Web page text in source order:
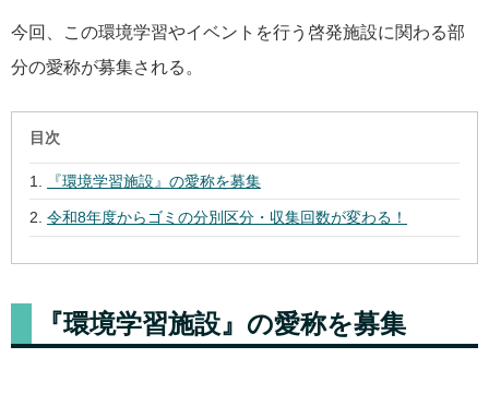
今回、この環境学習やイベントを行う啓発施設に関わる部
分の愛称が募集される。
目次
『環境学習施設』の愛称を募集
令和8年度からゴミの分別区分・収集回数が変わる！
『環境学習施設』の愛称を募集